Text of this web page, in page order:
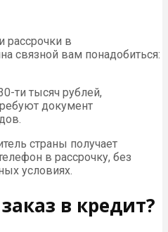
рассрочки в
связной вам понадобиться:
ти тысяч рублей,
документ
страны получает
в рассрочку, без
условиях.
в кредит?